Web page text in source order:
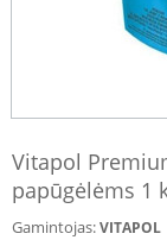
Vitapol
papūgėlėms 1
Gamintojas:VITAPOL